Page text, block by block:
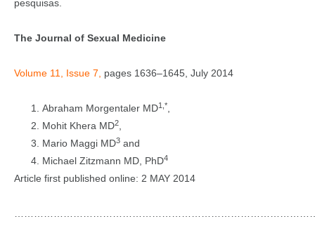
pesquisas.
The Journal of Sexual Medicine
Volume 11 Issue 7 pages 1636–1645 July 2014
Abraham Morgentaler MD1,*
Mohit Khera MD2
Mario Maggi MD3 and
Michael Zitzmann MD, PhD4
Article first published online: 2 MAY 2014